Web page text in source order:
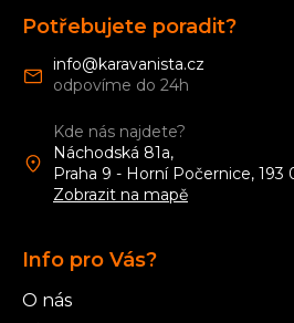
Potřebujete poradit?
info@karavanista.cz
Kde nás najdete?
Náchodská 81a,
Praha 9 - Horní Počernice, 193
Zobrazit na mapě
Info pro Vás?
O nás